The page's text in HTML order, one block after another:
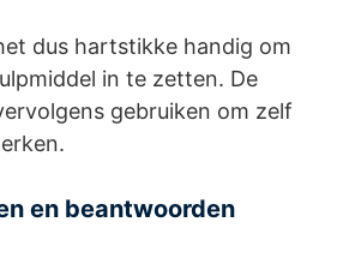
dus hartstikke handig om
in te zetten. De
gebruiken om zelf
en beantwoorden